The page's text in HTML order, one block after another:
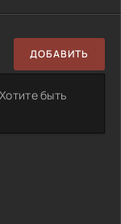
ДОБАВИТЬ
быть